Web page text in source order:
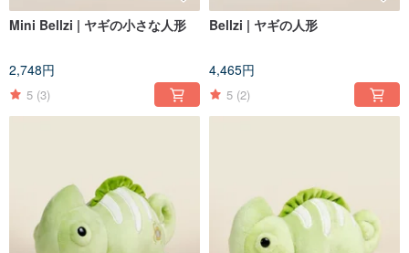
Mini Bellzi | ヤギの小さな人形
2,748円
5 (3)
Bellzi | ヤギの人形
4,465円
5 (2)